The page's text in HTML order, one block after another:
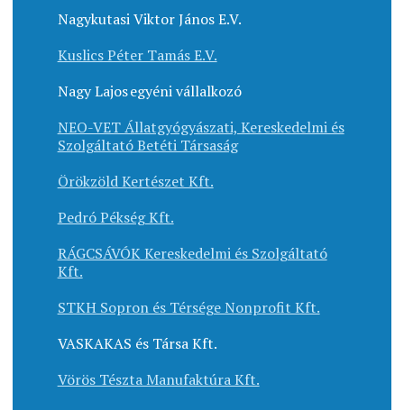
Nagykutasi Viktor János E.V.
Kuslics Péter Tamás E.V.
Nagy Lajos egyéni vállalkozó
NEO-VET Állatgyógyászati, Kereskedelmi és
Szolgáltató Betéti Társaság
Örökzöld Kertészet Kft.
Pedró Pékség Kft.
RÁGCSÁVÓK Kereskedelmi és Szolgáltató
Kft.
STKH Sopron és Térsége Nonprofit Kft.
VASKAKAS és Társa Kft.
Vörös Tészta Manufaktúra Kft.